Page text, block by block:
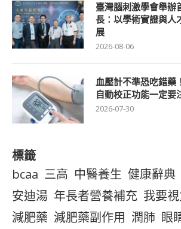
臺灣腦刺激學會舉
長：以學術實證與人
展
2026-08-06
血壓計不準恐吃錯藥
自動校正功能一定要
2026-07-30
標籤
bcaa 三高 中醫養生 健康辭典
安迪湯 年長者營養補充 我要
減肥藥 減肥藥副作用 潤肺 眼